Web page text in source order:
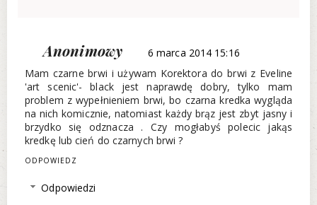
Anonimowy
6 marca 2014 15:16
Mam czarne brwi i używam Korektora do brwi z Eveline
'art scenic'- black jest naprawdę dobry, tylko mam
problem z wypełnieniem brwi, bo czarna kredka wygląda
na nich komicznie, natomiast każdy brąz jest zbyt jasny i
brzydko się odznacza . Czy mogłabyś polecic jakąs
kredkę lub cień do czarnych brwi ?
ODPOWIEDZ
Odpowiedzi